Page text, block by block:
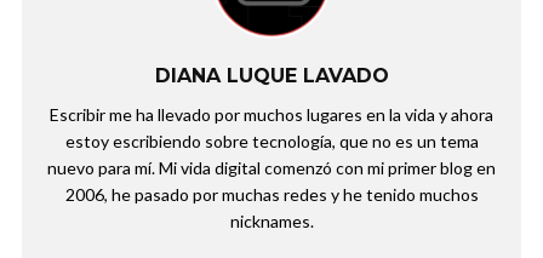
DIANA LUQUE LAVADO
Escribir me ha llevado por muchos lugares en la vida y ahora
estoy escribiendo sobre tecnología, que no es un tema
nuevo para mí. Mi vida digital comenzó con mi primer blog en
2006, he pasado por muchas redes y he tenido muchos
nicknames.